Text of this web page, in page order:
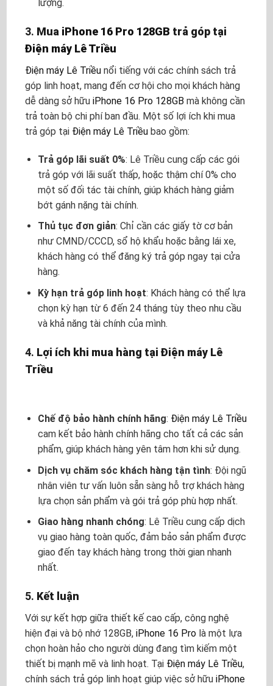
lượng.
3. Mua iPhone 16 Pro 128GB trả góp tại
Điện máy Lê Triều
Điện máy Lê Triều nổi tiếng với các chính sách trả
góp linh hoạt, mang đến cơ hội cho mọi khách hàng
dễ dàng sở hữu iPhone 16 Pro 128GB mà không cần
trả toàn bộ chi phí ban đầu. Một số lợi ích khi mua
trả góp tại Điện máy Lê Triều bao gồm:
Trả góp lãi suất 0%: Lê Triều cung cấp các gói
trả góp với lãi suất thấp, hoặc thậm chí 0% cho
một số đối tác tài chính, giúp khách hàng giảm
bớt gánh nặng tài chính.
Thủ tục đơn giản: Chỉ cần các giấy tờ cơ bản
như CMND/CCCD, sổ hộ khẩu hoặc bằng lái xe,
khách hàng có thể đăng ký trả góp ngay tại cửa
hàng.
Kỳ hạn trả góp linh hoạt: Khách hàng có thể lựa
chọn kỳ hạn từ 6 đến 24 tháng tùy theo nhu cầu
và khả năng tài chính của mình.
4. Lợi ích khi mua hàng tại Điện máy Lê
Triều
Chế độ bảo hành chính hãng: Điện máy Lê Triều
cam kết bảo hành chính hãng cho tất cả các sản
phẩm, giúp khách hàng yên tâm hơn khi sử dụng.
Dịch vụ chăm sóc khách hàng tận tình: Đội ngũ
nhân viên tư vấn luôn sẵn sàng hỗ trợ khách hàng
lựa chọn sản phẩm và gói trả góp phù hợp nhất.
Giao hàng nhanh chóng: Lê Triều cung cấp dịch
vụ giao hàng toàn quốc, đảm bảo sản phẩm được
giao đến tay khách hàng trong thời gian nhanh
nhất.
5. Kết luận
Với sự kết hợp giữa thiết kế cao cấp, công nghệ
hiện đại và bộ nhớ 128GB, iPhone 16 Pro là một lựa
chọn hoàn hảo cho người dùng đang tìm kiếm một
thiết bị mạnh mẽ và linh hoạt. Tại Điện máy Lê Triều,
chính sách trả góp linh hoạt giúp việc sở hữu iPhone